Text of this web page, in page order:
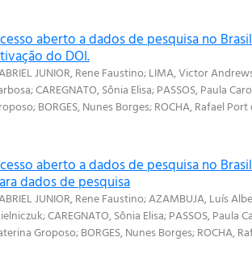
aberto a dados de pesquisa no
do DOI.
JUNIOR, Rene Faustino;LIMA, Victor
;CAREGNATO, Sônia Elisa;PASSOS, Paula
;BORGES, Nunes Borges;ROCHA, Rafael Port
aberto a dados de pesquisa no
dados de pesquisa
JUNIOR, Rene Faustino;AZAMBUJA, Luís
;CAREGNATO, Sônia Elisa;PASSOS, Paula
Groposo;BORGES, Nunes Borges;ROCHA,